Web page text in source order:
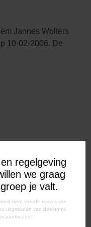
regelgeving
we graag
je valt.
bent van de risico's van
uitgesloten van deelname
Jannes Wolters
10-02-2006. De